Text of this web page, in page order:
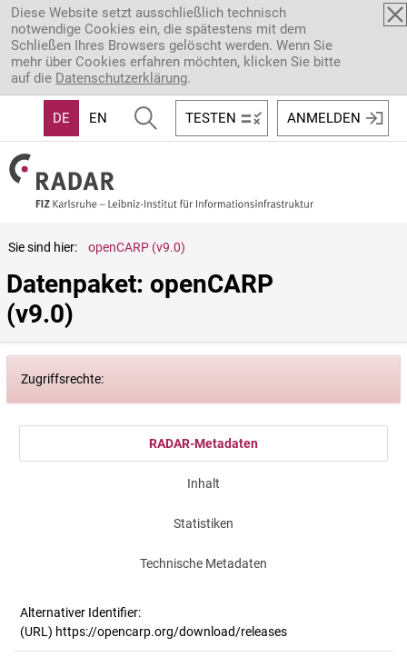
Direkt zum Inhalt
Diese Website setzt ausschließlich technisch
notwendige Cookies ein, die spätestens mit dem
Schließen Ihres Browsers gelöscht werden. Wenn Sie
mehr über Cookies erfahren möchten, klicken Sie bitte
auf die Datenschutzerklärung.
DE EN TESTEN ANMELDEN
Sie sind hier: openCARP (v9.0)
Datenpaket: openCARP
(v9.0)
Zugriffsrechte:
RADAR-Metadaten
Inhalt
Statistiken
Technische Metadaten
Alternativer Identifier:
(URL) https://opencarp.org/download/releases